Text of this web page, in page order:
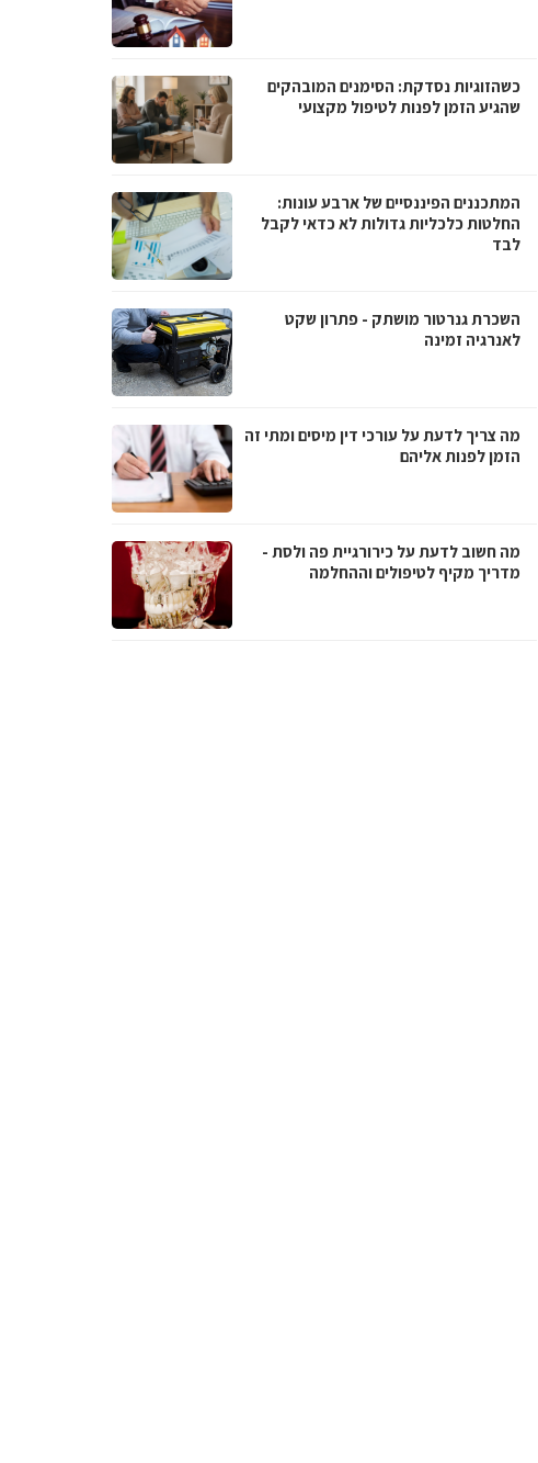
כשהזוגיות נסדקת: הסימנים המובהקים
שהגיע הזמן לפנות לטיפול מקצועי
המתכננים הפיננסיים של ארבע עונות:
החלטות כלכליות גדולות לא כדאי לקבל
לבד
השכרת גנרטור מושתק - פתרון שקט
לאנרגיה זמינה
מה צריך לדעת על עורכי דין מיסים ומתי זה
הזמן לפנות אליהם
מה חשוב לדעת על כירורגיית פה ולסת -
מדריך מקיף לטיפולים וההחלמה